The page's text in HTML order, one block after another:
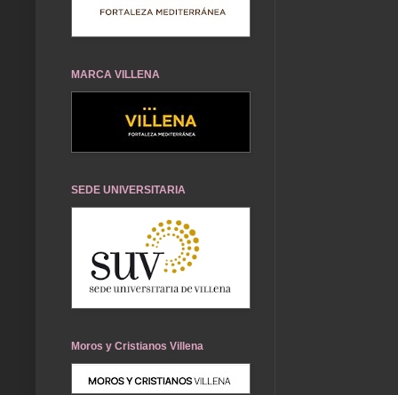
MARCA VILLENA
SEDE UNIVERSITARIA
Moros y Cristianos Villena